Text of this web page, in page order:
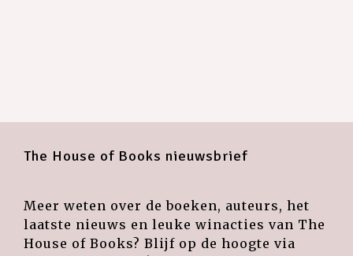
The House of Books nieuwsbrief
Meer weten over de boeken, auteurs, het
laatste nieuws en leuke winacties van The
House of Books? Blijf op de hoogte via